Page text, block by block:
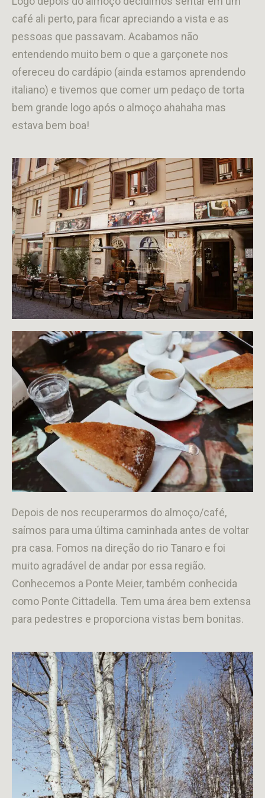
café ali perto, para ficar apreciando a vista e as
pessoas que passavam. Acabamos não
entendendo muito bem o que a garçonete nos
ofereceu do cardápio (ainda estamos aprendendo
italiano) e tivemos que comer um pedaço de torta
bem grande logo após o almoço ahahaha mas
estava bem boa!
Depois de nos recuperarmos do almoço/café,
saímos para uma última caminhada antes de voltar
pra casa. Fomos na direção do rio Tanaro e foi
muito agradável de andar por essa região.
Conhecemos a Ponte Meier, também conhecida
como Ponte Cittadella. Tem uma área bem extensa
para pedestres e proporciona vistas bem bonitas.